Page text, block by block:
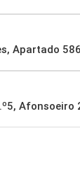
Apartado
Afonsoeiro